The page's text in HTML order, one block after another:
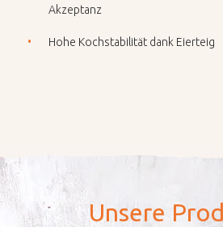
Akzeptanz
Hohe Kochstabilität dank Eierteig
Unsere